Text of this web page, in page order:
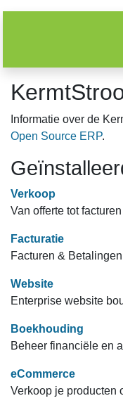
Informatie over de
hetOpen Source ERP
Verkoop
Van offerte tot
Facturatie
Facturen & Betalingen
Website
Enterprise website
Boekhouding
Beheer financiële en
eCommerce
Verkoop je